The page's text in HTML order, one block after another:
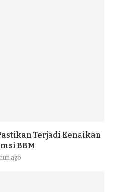
Terjadi Kenaikan
BBM
ago